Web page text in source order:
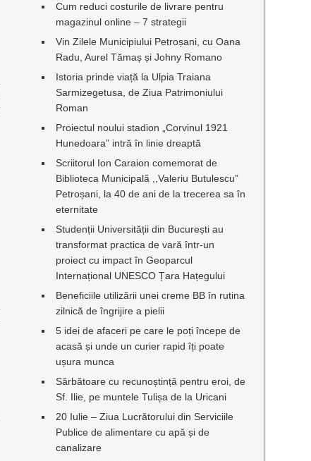
Cum reduci costurile de livrare pentru
magazinul online – 7 strategii
Vin Zilele Municipiului Petroșani, cu Oana
Radu, Aurel Tămaș și Johny Romano
Istoria prinde viață la Ulpia Traiana
Sarmizegetusa, de Ziua Patrimoniului
Roman
Proiectul noului stadion „Corvinul 1921
Hunedoara” intră în linie dreaptă
Scriitorul Ion Caraion comemorat de
Biblioteca Municipală ,,Valeriu Butulescu”
Petroșani, la 40 de ani de la trecerea sa în
eternitate
Studenții Universității din București au
transformat practica de vară într-un
proiect cu impact în Geoparcul
Internațional UNESCO Țara Hațegului
Beneficiile utilizării unei creme BB în rutina
zilnică de îngrijire a pielii
5 idei de afaceri pe care le poți începe de
acasă și unde un curier rapid îți poate
ușura munca
Sărbătoare cu recunoștință pentru eroi, de
Sf. Ilie, pe muntele Tulișa de la Uricani
20 Iulie – Ziua Lucrătorului din Serviciile
Publice de alimentare cu apă și de
canalizare